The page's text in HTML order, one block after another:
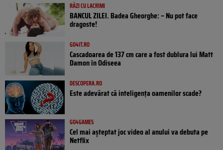
RÂZI CU LACRIMI
BANCUL ZILEI. Badea Gheorghe: – Nu pot face
dragoste!
GO4IT.RO
Cascadoarea de 137 cm care a fost dublura lui Matt
Damon în Odiseea
DESCOPERA.RO
Este adevărat că inteligența oamenilor scade?
GO4GAMES
Cel mai așteptat joc video al anului va debuta pe
Netflix